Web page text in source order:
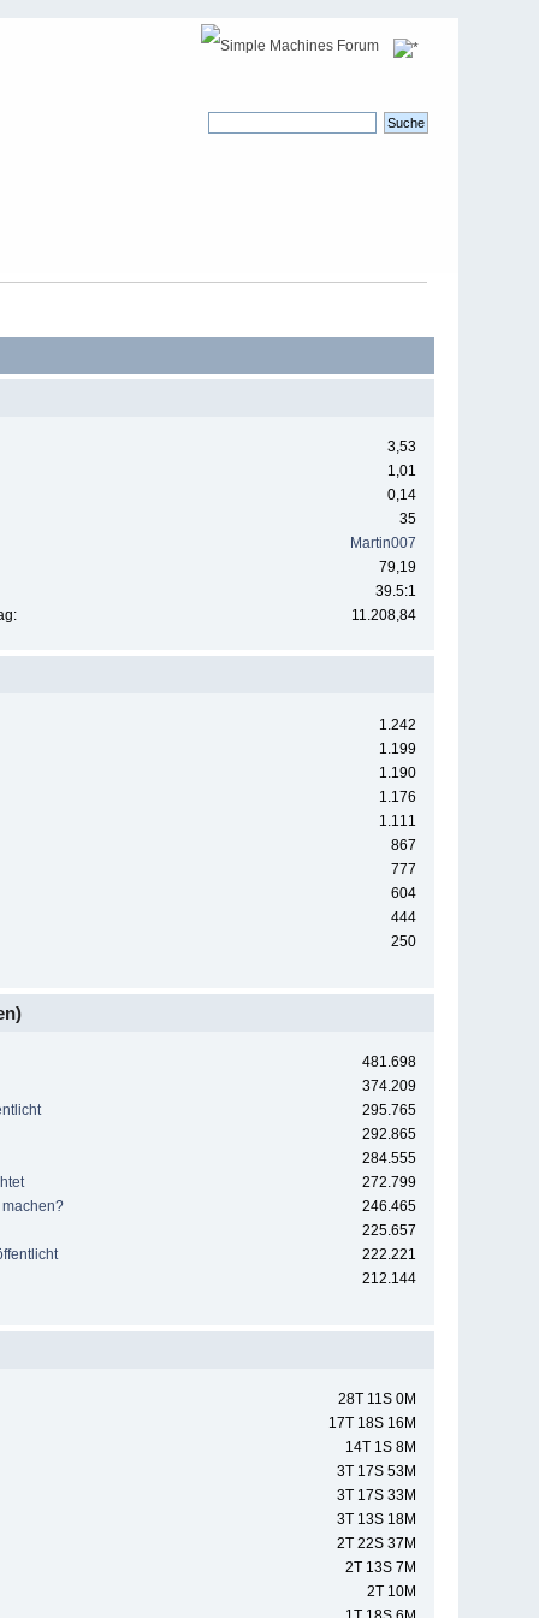
3,53
1,01
0,14
35
Martin007
79,19
39.5:1
11.208,84
1.242
1.199
1.190
1.176
1.111
867
777
604
444
250
481.698
374.209
295.765
292.865
284.555
272.799
246.465
225.657
222.221
212.144
28T 11S 0M
17T 18S 16M
14T 1S 8M
3T 17S 53M
3T 17S 33M
3T 13S 18M
2T 22S 37M
2T 13S 7M
2T 10M